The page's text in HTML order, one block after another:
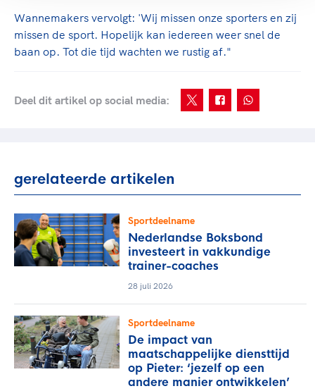
Wannemakers vervolgt: 'Wij missen onze sporters en zij
missen de sport. Hopelijk kan iedereen weer snel de
baan op. Tot die tijd wachten we rustig af."
Deel dit artikel op social media:
gerelateerde artikelen
Sportdeelname
Nederlandse Boksbond
investeert in vakkundige
trainer-coaches
28 juli 2026
Sportdeelname
De impact van
maatschappelijke diensttijd
op Pieter: ‘jezelf op een
andere manier ontwikkelen’